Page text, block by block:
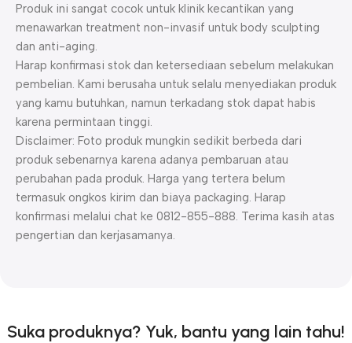
Produk ini sangat cocok untuk klinik kecantikan yang
menawarkan treatment non-invasif untuk body sculpting
dan anti-aging.
Harap konfirmasi stok dan ketersediaan sebelum melakukan
pembelian. Kami berusaha untuk selalu menyediakan produk
yang kamu butuhkan, namun terkadang stok dapat habis
karena permintaan tinggi.
Disclaimer: Foto produk mungkin sedikit berbeda dari
produk sebenarnya karena adanya pembaruan atau
perubahan pada produk. Harga yang tertera belum
termasuk ongkos kirim dan biaya packaging. Harap
konfirmasi melalui chat ke 0812-855-888. Terima kasih atas
pengertian dan kerjasamanya.
Suka produknya? Yuk, bantu yang lain tahu!